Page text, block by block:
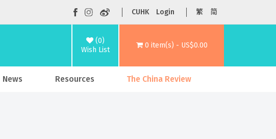
CUHK Login 繁 简
(0)
Wish List
0 item(s) - US$0.00
News Resources The China Review